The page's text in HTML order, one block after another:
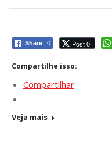
Share 0 Post 0
Compartilhe isso:
Compartilhar
Veja mais